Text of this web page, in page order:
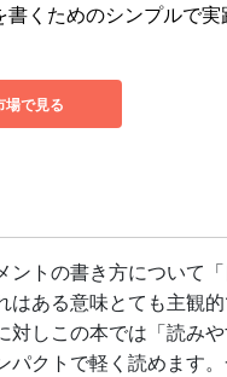
くためのシンプルで
場で見る
トの書き方について
ある意味とても主観
しこの本では「読み
クトで軽く読めます